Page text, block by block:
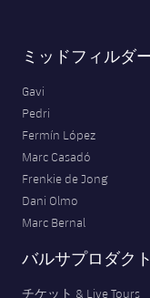
ミッドフィルダ
Gavi
Pedri
Fermín López
Marc Casadó
Frenkie de Jong
Dani Olmo
Marc Bernal
バルサプロダクト
チケット & Live Tours